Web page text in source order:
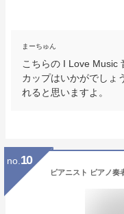
まーちゅん
こちらの I Love Music
カップはいかがでしょ
れると思いますよ。
no. 10